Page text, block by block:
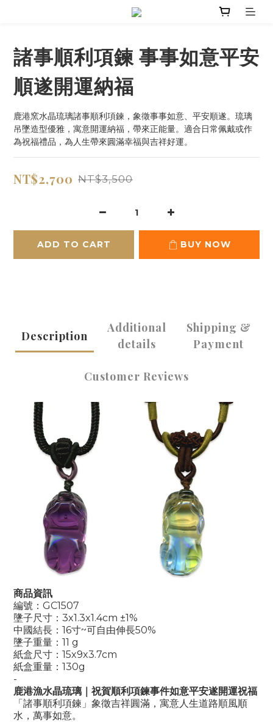
諸事順利項鍊 事事如意平安
順遂開運納福
鹿港窯水晶琉璃諸事順利項鍊，象徵事事如意、平安順遂。琉璃
吊墜造型優雅，寓意開運納福，帶來正能量。適合日常佩戴或作
為祝福禮品，為人生帶來圓滿幸福與吉祥好運。
NT$2,700 NT$3,500
ADD TO CART BUY NOW
Description
Additional
details
Shipping &
Payment
Customer Reviews
商品資訊
編號：GC1507
墬子尺寸：3x1.3x1.4cm ±1%
中國結長： 16寸~可自由伸長50%
墬子重量：11 g
紙盒尺寸：15x9x3.7cm
紙盒重量：130g
-
鹿港漁水晶琉璃｜祝賀順利項鍊事件如意平安遂開運祝福
「諸事順利項鍊」象徵吉祥圓滿，寓意人生道路順風順
水，萬事如意。